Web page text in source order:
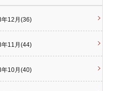
年12月(36)
年11月(44)
年10月(40)